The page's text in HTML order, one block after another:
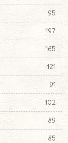
95
197
165
121
91
102
89
85